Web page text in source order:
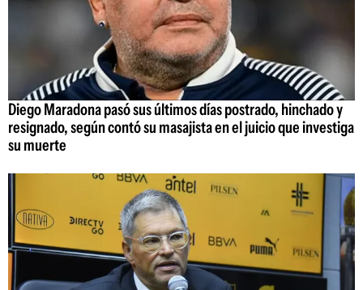
Diego Maradona pasó sus últimos días postrado, hinchado y
resignado, según contó su masajista en el juicio que investiga
su muerte